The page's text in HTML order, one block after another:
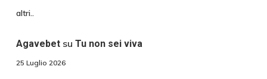
altri..
Agavebetsu Tu non sei viva
25 Luglio 2026